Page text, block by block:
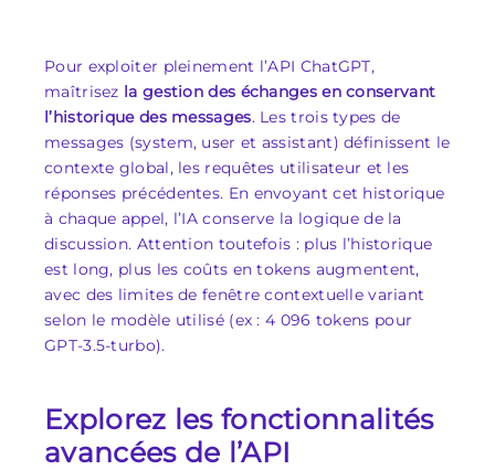
Pour exploiter pleinement l’API ChatGPT,
maîtrisez la gestion des échanges en conservant
l’historique des messages. Les trois types de
messages (system, user et assistant) définissent le
contexte global, les requêtes utilisateur et les
réponses précédentes. En envoyant cet historique
à chaque appel, l’IA conserve la logique de la
discussion. Attention toutefois : plus l’historique
est long, plus les coûts en tokens augmentent,
avec des limites de fenêtre contextuelle variant
selon le modèle utilisé (ex : 4 096 tokens pour
GPT-3.5-turbo).
Explorez les fonctionnalités
avancées de l’API